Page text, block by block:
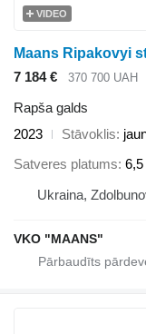
VIDEO
Maans Ripakovyi
7 184 €
370 700 UAH
Rapša galds
2023
Stāvoklis
Satveres platums 6,5
Ukraina,
VKO "MAANS"